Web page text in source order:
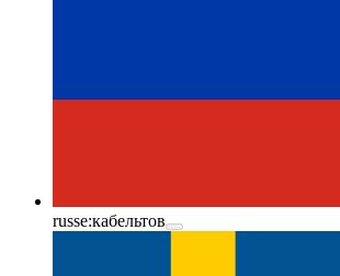
russe:кабельтов